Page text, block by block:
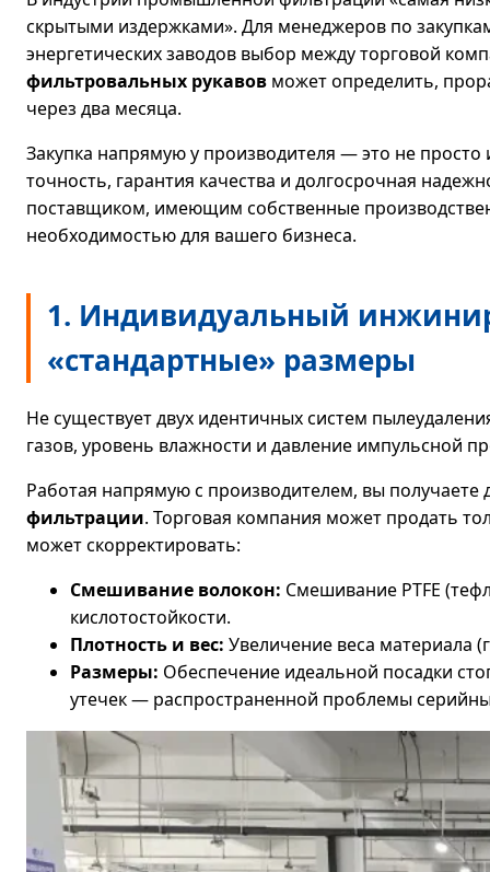
скрытыми издержками». Для менеджеров по
энергетических заводов выбор между торговой
фильтровальных рукавов может определить,
через два месяца.
Закупка напрямую у производителя — это не просто
точность, гарантия качества и долгосрочная
поставщиком, имеющим собственные
необходимостью для вашего бизнеса.
1. Индивидуальный
«стандартные» размеры
Не существует двух идентичных систем
газов, уровень влажности и давление импульсной
Работая напрямую с производителем, вы получаете
фильтрации. Торговая компания может продать
может скорректировать:
Смешивание волокон: Смешивание PTFE
кислотостойкости.
Плотность и вес: Увеличение веса материала
Размеры: Обеспечение идеальной посадки
утечек — распространенной проблемы